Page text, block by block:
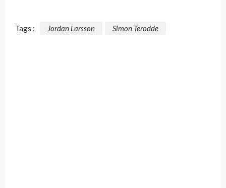
Tags : Jordan Larsson Simon Terodde